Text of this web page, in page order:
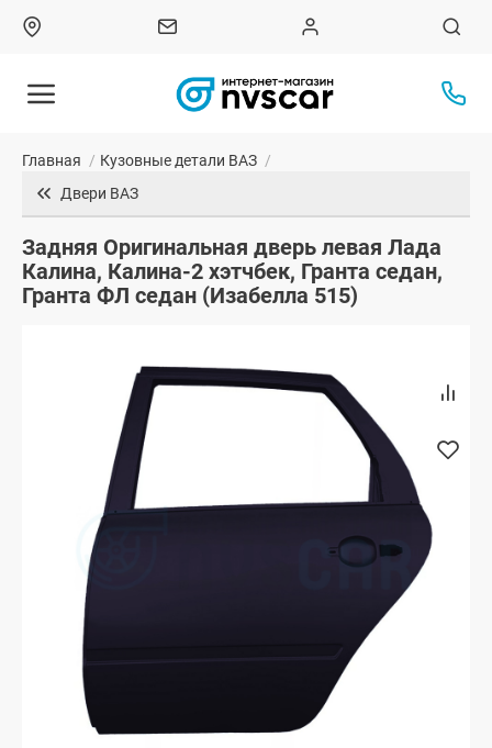
Главная / Кузовные детали ВАЗ /
Двери ВАЗ
Задняя Оригинальная дверь левая Лада
Калина, Калина-2 хэтчбек, Гранта седан,
Гранта ФЛ седан (Изабелла 515)